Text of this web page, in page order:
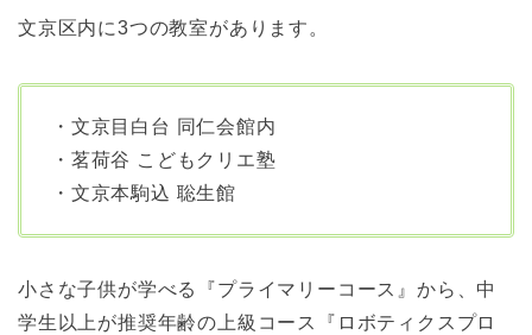
文京区内に3つの教室があります。
・文京目白台 同仁会館内
・茗荷谷 こどもクリエ塾
・文京本駒込 聡生館
小さな子供が学べる『プライマリーコース』から、中
学生以上が推奨年齢の上級コース『ロボティクスプロ